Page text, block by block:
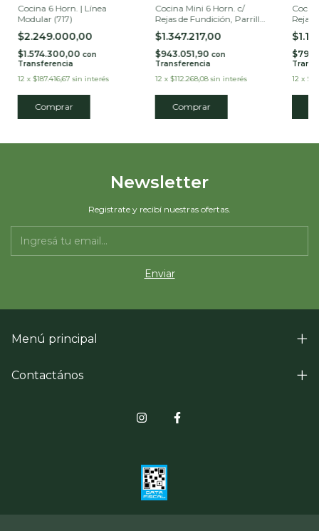
Cocina 6 Horn. | Línea
Modular (717)
$2.249.000,00
$1.574.300,00 con
Transferencia
12 x $187.416,67 sin interés
Comprar
Cocina Mini 6 Horn. c/
Rejas de Fundición, Parrilla
sin Humo y Puerta de
Vidrio (517VP)
$1.347.217,00
$943.051,90 con
Transferencia
12 x $112.268,08 sin interés
Comprar
Rejas
12 x
Newsletter
Registrate y recibí nuestras ofertas.
Menú principal
Contactános